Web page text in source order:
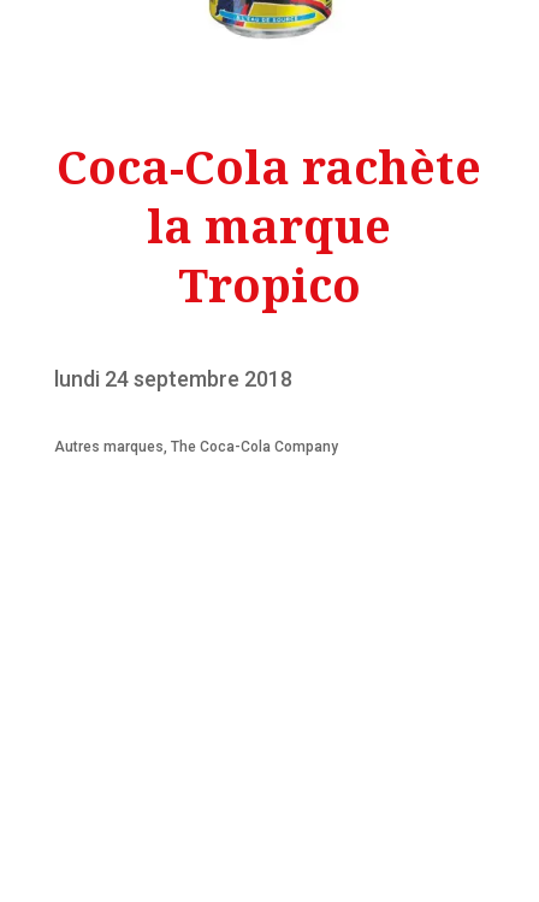
Coca-Cola rachète
la marque
Tropico
lundi 24 septembre 2018
Autres marques, The Coca-Cola Company